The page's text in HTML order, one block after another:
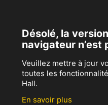
Désolé, la
navigateur n’est
Veuillez mettre à jour
toutes les
Hall.
En savoir plus